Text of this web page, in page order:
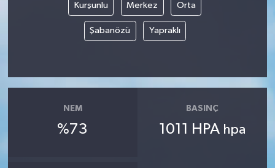
Kurşunlu Merkez Orta
Şabanözü Yapraklı
NEM
%73
BASINÇ
1011 HPA hpa